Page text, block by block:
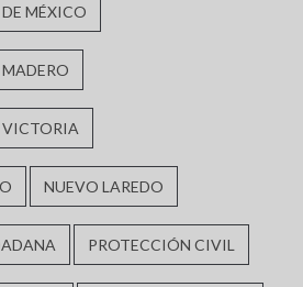
MÉXICO
NUEVO LAREDO
PROTECCIÓN CIVIL